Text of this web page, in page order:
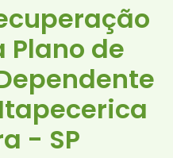
de
- SP